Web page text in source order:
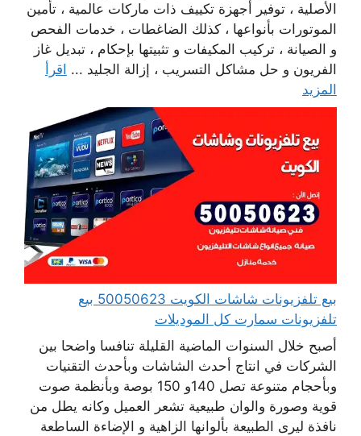
الأصلية ، توفير أجهزة تكييف ذات ماركات عالمية ، تأمين
الموتورات بأنواعها ، كذلك الضاغطات ، خدمات الفحص
و الصيانة ، تركيب المكيفات و تثبيتها بإحكام ، تبديل غاز
الفريون و حل مشاكل التسريب ، إزالة الجليد ... اقرأ
المزيد
بيع تلفزيونات شاشات الكويت 50050623 بيع
تلفزيونات سمارت كل الموديلات
أصبح خلال السنوات الماضية القليلة تنافسا واضحا بين
الشركات في انتاج أحدث الشاشات وبأحدث التقنيات
وبأحجام متنوعة تصل 140و 150 بوصة وبأنظمة صوت
قوية وصورة والوان طبيعية تشعر العميل وكانه يطل من
نافذة ليرى الطبيعة بألوانها الزاهية و الإضاءة الساطعة